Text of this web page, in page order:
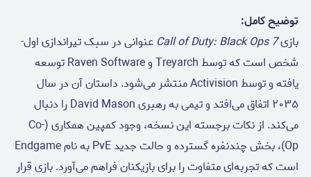
توضیح کامل:
بازیCall of Duty: Black Ops 7 عنوانی در سبک تیراندازی اول-
شخص است که توسط Treyarch و Raven Software توسعه
یافته و توسط Activision منتشر می‌شود. داستان آن در سال
۲۰۳۵ اتفاق می‌افتد و تیمی به رهبری David Mason را دنبال
می‌کند. از نکات برجسته این نسخه، وجود کمپین همکاری (Co-
Op)، بخش چندنفره گسترده و حالت جدید PvE به نام Endgame
است که تجربه‌ای متفاوت را برای بازیکنان فراهم می‌آورد. بازی قرار